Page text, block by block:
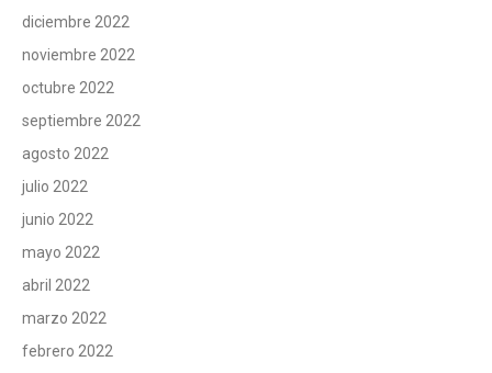
diciembre 2022
noviembre 2022
octubre 2022
septiembre 2022
agosto 2022
julio 2022
junio 2022
mayo 2022
abril 2022
marzo 2022
febrero 2022